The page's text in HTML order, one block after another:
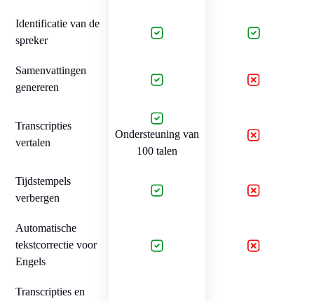
Identificatie van de
spreker
Samenvattingen
genereren
Transcripties
vertalen
Ondersteuning van
100 talen
Tijdstempels
verbergen
Automatische
tekstcorrectie voor
Engels
Transcripties en